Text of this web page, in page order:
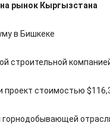
рынок Кыргызстана
в Бишкеке
строительной
проект стоимостью
горнодобывающей